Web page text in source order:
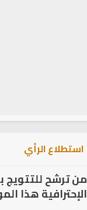
استطلاع الرأي
من ترشح للتتويج
الإحترافية هذا